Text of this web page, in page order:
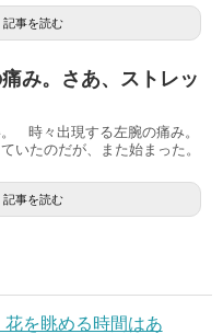
記事を読む
み。さあ、ストレッ
時々出現する左腕の痛み。
いたのだが、また始まった。
記事を読む
を眺める時間はあ